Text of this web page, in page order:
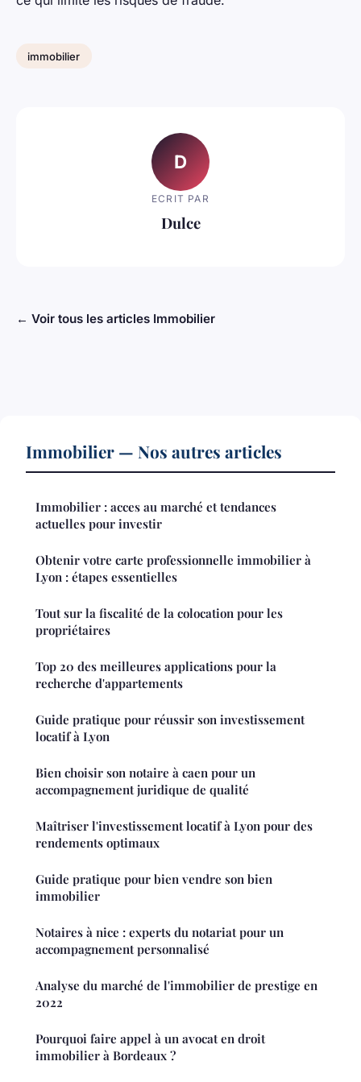
immobilier
D
ECRIT PAR
Dulce
← Voir tous les articles Immobilier
Immobilier — Nos autres articles
Immobilier : acces au marché et tendances
actuelles pour investir
Obtenir votre carte professionnelle immobilier à
Lyon : étapes essentielles
Tout sur la fiscalité de la colocation pour les
propriétaires
Top 20 des meilleures applications pour la
recherche d'appartements
Guide pratique pour réussir son investissement
locatif à Lyon
Bien choisir son notaire à caen pour un
accompagnement juridique de qualité
Maîtriser l'investissement locatif à Lyon pour des
rendements optimaux
Guide pratique pour bien vendre son bien
immobilier
Notaires à nice : experts du notariat pour un
accompagnement personnalisé
Analyse du marché de l'immobilier de prestige en
2022
Pourquoi faire appel à un avocat en droit
immobilier à Bordeaux ?